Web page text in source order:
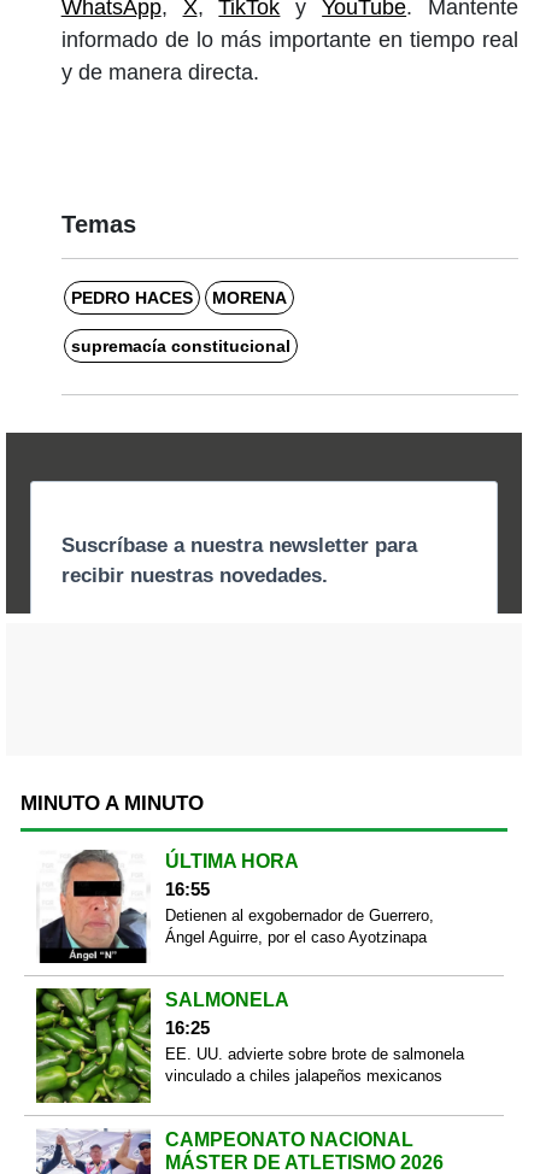
WhatsApp, X,TikTok yYouTube. Mantente
informado de lo más importante en tiempo real
y de manera directa.
Temas
PEDRO HACES MORENA
supremacía constitucional
MINUTO A MINUTO
ÚLTIMA HORA
16:55
Detienen al exgobernador de Guerrero,
Ángel Aguirre, por el caso Ayotzinapa
SALMONELA
16:25
EE. UU. advierte sobre brote de salmonela
vinculado a chiles jalapeños mexicanos
CAMPEONATO NACIONAL
MÁSTER DE ATLETISMO 2026